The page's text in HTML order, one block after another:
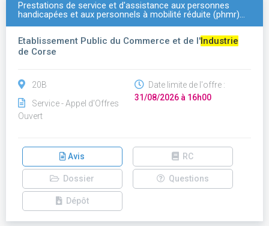
Prestations de service et d'assistance aux personnes
handicapées et aux personnels à mobilité réduite (phmr)…
Etablissement Public du Commerce et de l'Industrie
de Corse
20B
Service - Appel d'Offres
Ouvert
Date limite de l'offre :
31/08/2026 à 16h00
Avis RC
Dossier Questions
Dépôt